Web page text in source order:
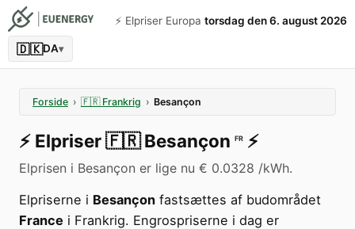
⚡️ Elpriser Europa torsdag den 6. august 2026
🇩🇰DA▾
Forside › 🇫🇷 Frankrig › Besançon
⚡️ Elpriser🇫🇷 Besançon FR ⚡️
Elprisen i Besançon er lige nu € 0.0328 /kWh.
Elpriserne i Besançon fastsættes af budområdet
France i Frankrig. Engrospriserne i dag er